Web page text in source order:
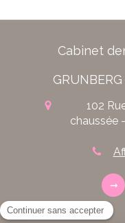
Cabinet
102
chaussée